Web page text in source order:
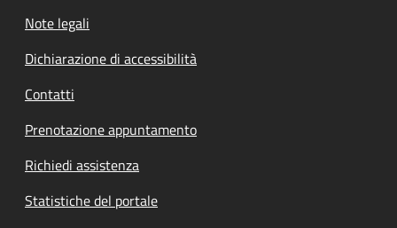
Note legali
Dichiarazione di accessibilità
Contatti
Prenotazione appuntamento
Richiedi assistenza
Statistiche del portale